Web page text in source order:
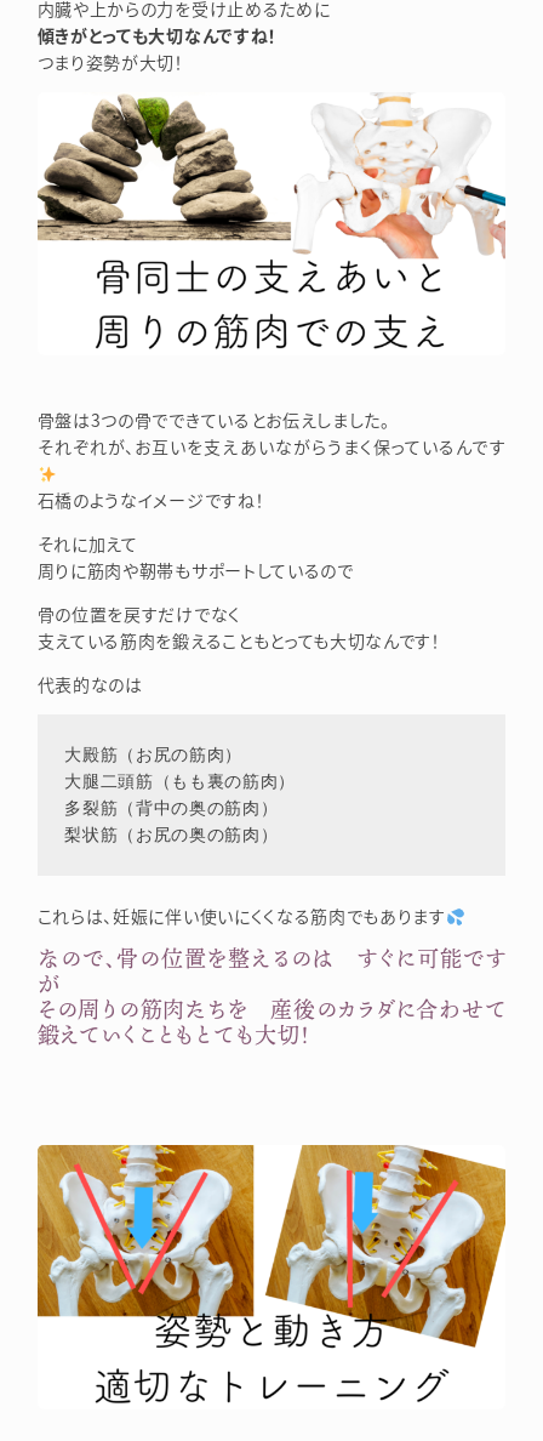
内臓や上からの力を受け止めるために
傾きがとっても大切なんですね！
つまり姿勢が大切！
骨盤は3つの骨でできているとお伝えしました。
それぞれが、お互いを支えあいながらうまく保っているんです
石橋のようなイメージですね！
それに加えて
周りに筋肉や靭帯もサポートしているので
骨の位置を戻すだけでなく
支えている筋肉を鍛えることもとっても大切なんです！
代表的なのは
大殿筋（お尻の筋肉）
大腿二頭筋（もも裏の筋肉）
多裂筋（背中の奥の筋肉）
これらは、妊娠に伴い使いにくくなる筋肉でもあります
なので、骨の位置を整えるのは すぐに可能です
が
その周りの筋肉たちを 産後のカラダに合わせて
鍛えていくこともとても大切！